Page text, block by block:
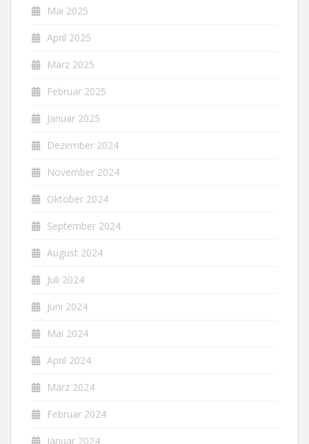
Mai 2025
April 2025
März 2025
Februar 2025
Januar 2025
Dezember 2024
November 2024
Oktober 2024
September 2024
August 2024
Juli 2024
Juni 2024
Mai 2024
April 2024
März 2024
Februar 2024
Januar 2024